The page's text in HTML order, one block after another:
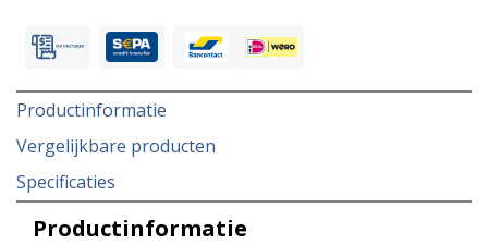
Productinformatie
Vergelijkbare producten
Specificaties
Productinformatie